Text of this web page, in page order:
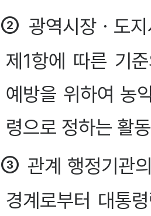
② 광역시장ㆍ도
제1항에 따른 기
예방을 위하여 농
령으로 정하는 활
③ 관계 행정기관
경계로부터 대통